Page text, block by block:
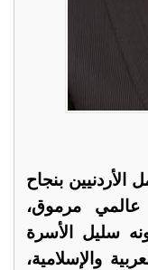
الأردنيين بنجاح
مرموق،
سليل الأسرة
والإسلامية،